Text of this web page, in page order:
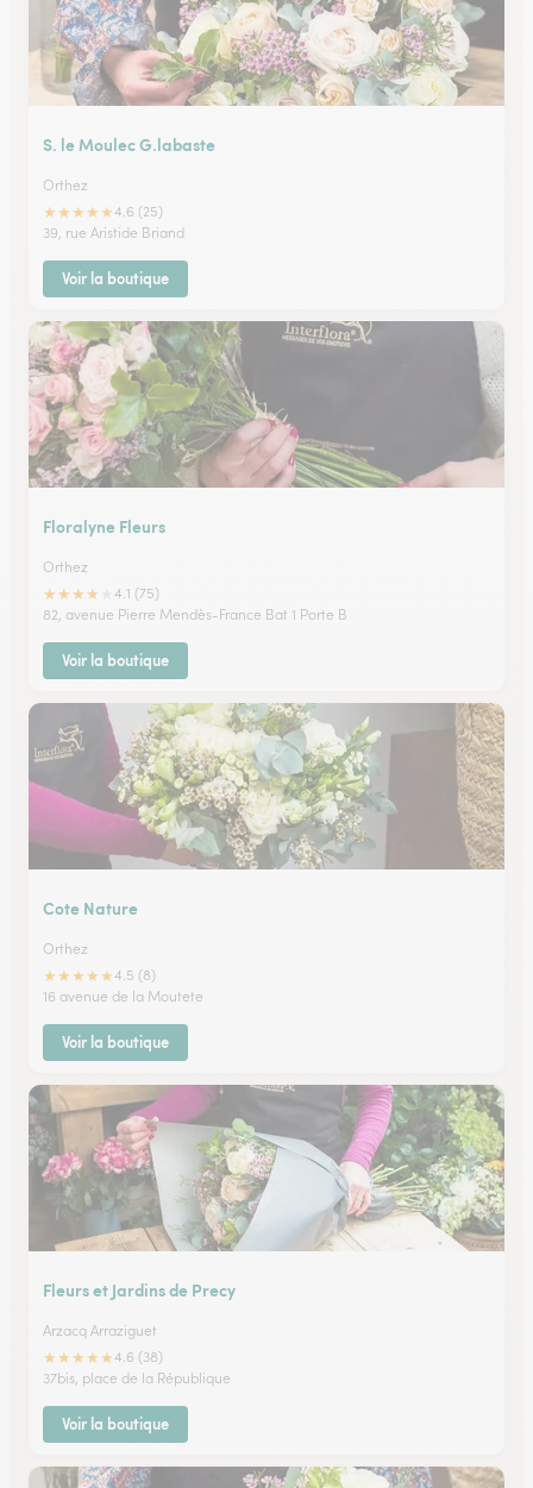
S. le Moulec G.labaste
Orthez
★★★★★4.6 (25)
39, rue Aristide Briand
Voir la boutique
Floralyne Fleurs
Orthez
★★★★
4.1 (75)
82, avenue Pierre Mendès-France Bat 1 Porte B
Voir la boutique
Cote Nature
Orthez
★★★★★4.5 (8)
16 avenue de la Moutete
Voir la boutique
Fleurs et Jardins de Precy
Arzacq Arraziguet
★★★★★4.6 (38)
37bis, place de la République
Voir la boutique